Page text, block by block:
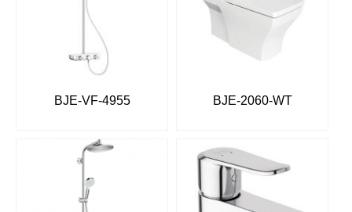
BJE-VF-4955 BJE-2060-WT